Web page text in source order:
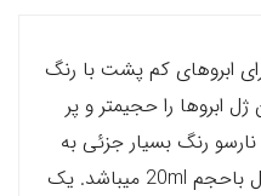
ابروهای کم پشت با رنگ
ابروها را حجیمتر و پر
رنگ بسیار جزئی به
ابرو میدهند. بسته بندی جدید ژل باحجم 20ml میباشد. یک